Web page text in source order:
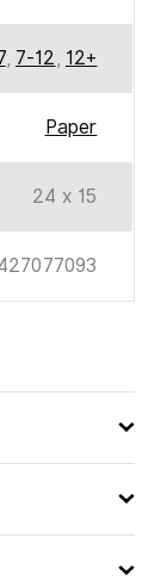
, 7-12, 12+
Paper
24 x 15